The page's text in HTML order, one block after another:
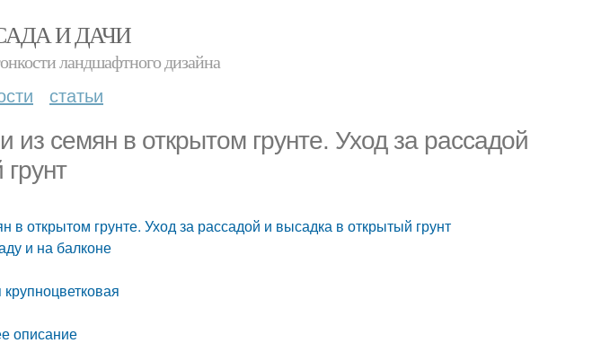
И ДАЧИ
ландшафтного дизайна
статьи
семян в открытом грунте. Уход за рассадой
открытом грунте. Уход за рассадой и высадка в открытый грунт
и на балконе
описание